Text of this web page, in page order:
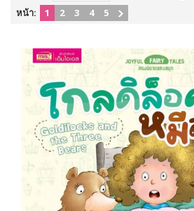
หน้า:
1 2 3 4 5